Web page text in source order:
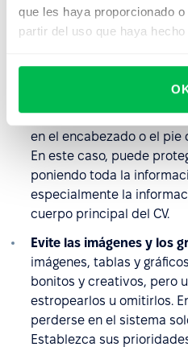
que les haya proporcionado
partir del uso que haya
atentamente todas las
tu solicitud.
muchos sistemas de
sean capaces de
en el encabezado o el pie
En este caso, puede
poniendo toda la
especialmente la
cuerpo principal del CV.
Evite las imágenes y los
imágenes, tablas y
bonitos y creativos, pero
estropearlos u omitirlos.
perderse en el sistema
Establezca sus